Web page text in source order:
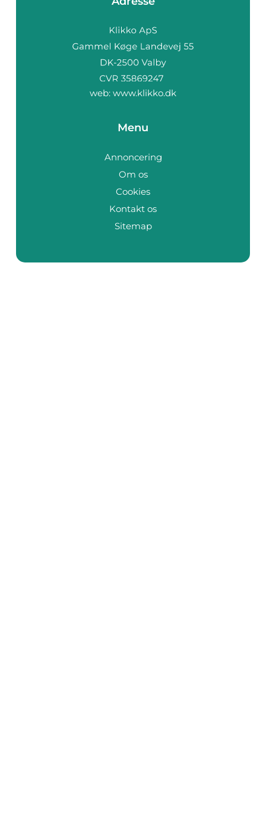
web: www.klikko.dk
Menu
Annoncering
Om os
Cookies
Kontakt os
Sitemap